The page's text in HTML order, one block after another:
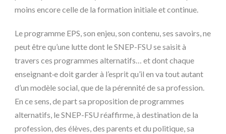
moins encore celle de la formation initiale et continue.
Le programme EPS, son enjeu, son contenu, ses savoirs, ne
peut être qu’une lutte dont le SNEP-FSU se saisit à
travers ces programmes alternatifs… et dont chaque
enseignant·e doit garder à l’esprit qu’il en va tout autant
d’un modèle social, que de la pérennité de sa profession.
En ce sens, de part sa proposition de programmes
alternatifs, le SNEP-FSU réaffirme, à destination de la
profession, des élèves, des parents et du politique, sa